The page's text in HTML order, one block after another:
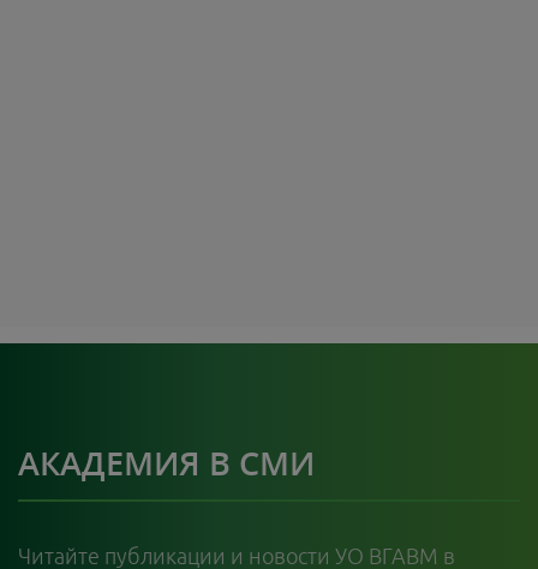
АКАДЕМИЯ В СМИ
Читайте публикации и новости УО ВГАВМ в